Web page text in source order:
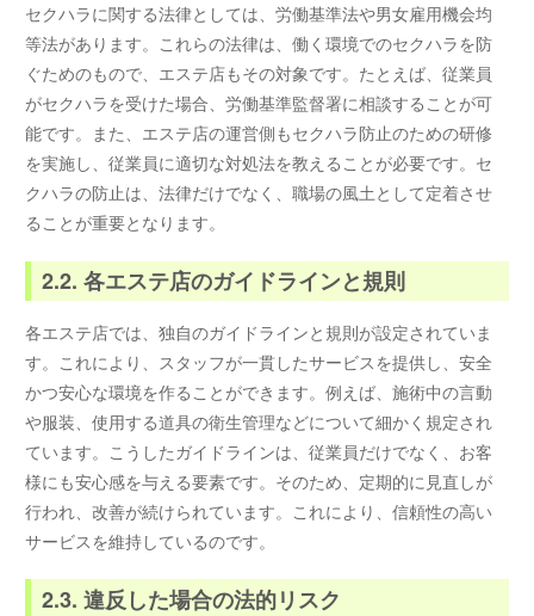
セクハラに関する法律としては、労働基準法や男女雇用機会均
等法があります。これらの法律は、働く環境でのセクハラを防
ぐためのもので、エステ店もその対象です。たとえば、従業員
がセクハラを受けた場合、労働基準監督署に相談することが可
能です。また、エステ店の運営側もセクハラ防止のための研修
を実施し、従業員に適切な対処法を教えることが必要です。セ
クハラの防止は、法律だけでなく、職場の風土として定着させ
ることが重要となります。
2.2. 各エステ店のガイドラインと規則
各エステ店では、独自のガイドラインと規則が設定されていま
す。これにより、スタッフが一貫したサービスを提供し、安全
かつ安心な環境を作ることができます。例えば、施術中の言動
や服装、使用する道具の衛生管理などについて細かく規定され
ています。こうしたガイドラインは、従業員だけでなく、お客
様にも安心感を与える要素です。そのため、定期的に見直しが
行われ、改善が続けられています。これにより、信頼性の高い
サービスを維持しているのです。
2.3. 違反した場合の法的リスク